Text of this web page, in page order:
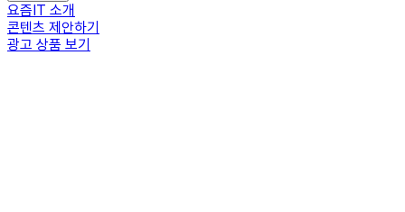
요즘IT 소개
콘텐츠 제안하기
광고 상품 보기